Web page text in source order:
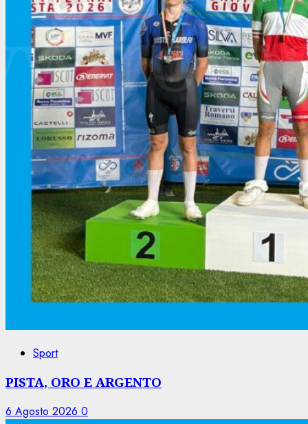
Sport
PISTA, ORO E ARGENTO
6 Agosto 2026 0